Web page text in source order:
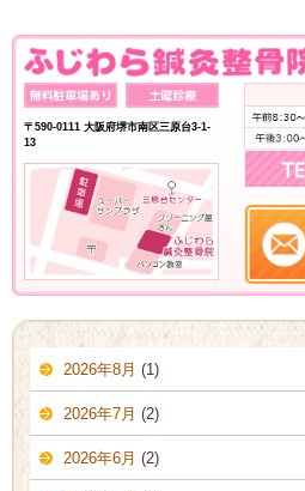
〒590-0111 大阪府堺市南区三原台3-1-
13
2026年8月 (1)
2026年7月 (2)
2026年6月 (2)